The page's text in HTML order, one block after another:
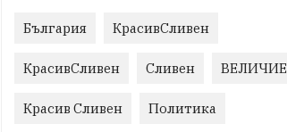
България КрасивСливен
КрасивСливен Сливен ВЕЛИЧИЕ
Красив Сливен Политика